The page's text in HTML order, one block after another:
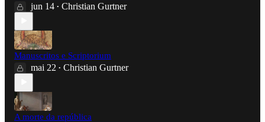
jun 14 • Christian Gurtner
Manuscritos e Scriptorium
mai 22 • Christian Gurtner
A morte da república